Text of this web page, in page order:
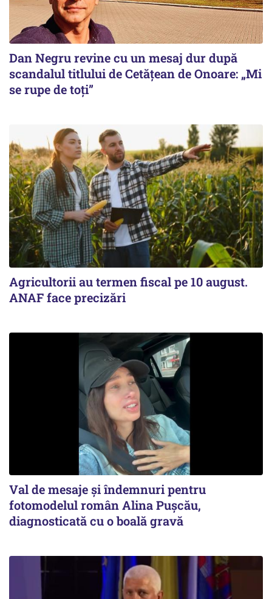
Dan Negru revine cu un mesaj dur după
scandalul titlului de Cetățean de Onoare: „Mi
se rupe de toți”
Agricultorii au termen fiscal pe 10 august.
ANAF face precizări
Val de mesaje și îndemnuri pentru
fotomodelul român Alina Pușcău,
diagnosticată cu o boală gravă